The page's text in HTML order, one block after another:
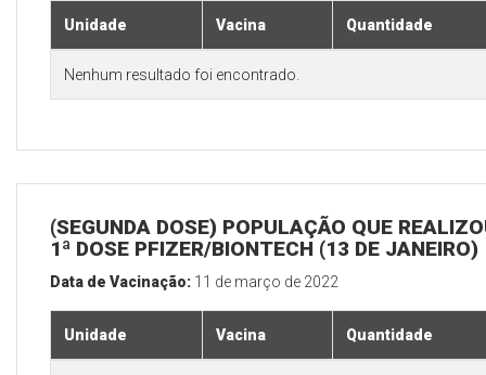
Unidade Vacina Quantidade
Nenhum resultado foi encontrado.
(SEGUNDA DOSE) POPULAÇÃO QUE
1ª DOSE PFIZER/BIONTECH (13 DE JANEIRO)
Data de Vacinação: 11 de março de 2022
Unidade Vacina Quantidade